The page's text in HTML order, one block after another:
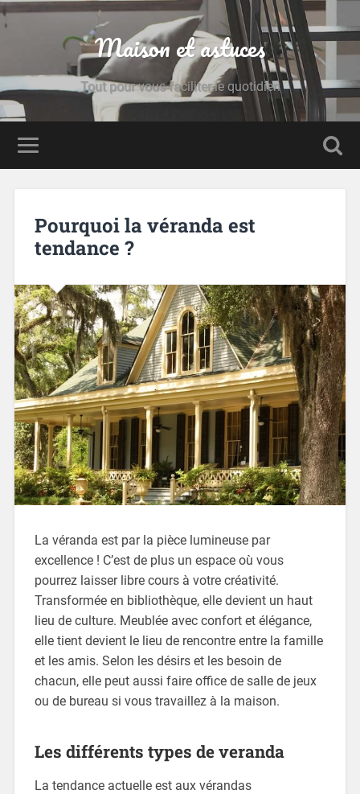
Maison et astuces
Tout pour vous faciliter le quotidien
Pourquoi la véranda est
tendance ?
La véranda est par la pièce lumineuse par
excellence ! C’est de plus un espace où vous
pourrez laisser libre cours à votre créativité.
Transformée en bibliothèque, elle devient un haut
lieu de culture. Meublée avec confort et élégance,
elle tient devient le lieu de rencontre entre la famille
et les amis. Selon les désirs et les besoin de
chacun, elle peut aussi faire office de salle de jeux
ou de bureau si vous travaillez à la maison.
Les différents types de veranda
La tendance actuelle est aux vérandas